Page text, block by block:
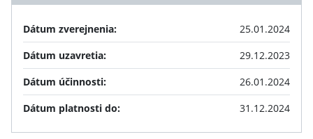
Dátum zverejnenia:
25.01.2024
Dátum uzavretia:
29.12.2023
Dátum účinnosti:
26.01.2024
Dátum platnosti do:
31.12.2024